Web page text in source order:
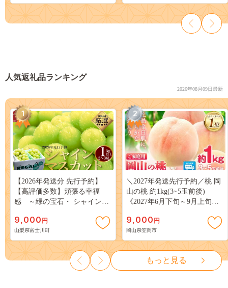
鮮 レークヒルファーム 送料無
料 洞爺湖
答 ギフト 熨斗 のし 名入れ不
可 送料無料 洞爺湖
人気返礼品ランキング
2026年08月09日最新
1
【2026年発送分 先行予約】
【高評価多数】頬張る幸福
感 ～緑の宝石・ シャインマ
３房） フルーツ 山梨県産 果
物 くだもの シャイン マスカ
ット ぶどう ブドウ 葡萄 大粒
種なし 先行予約 富士川町
10000円 一万円 9000円 九千円
9,000 円
山梨県富士川町
2
＼2027年発送先行予約／桃 岡
山の桃 約1kg(3~5玉前後)
《2027年6月下旬～9月上旬頃
岡山 はくとう スイーツ フル
ーツ 果物 デザート 旬 モモ も
も 先行予約 送料無料 果物 岡
山県 笠岡市 清水白桃 白鳳 白
麗 クール便---
kasaoka_zsy_419_100---
9,000 円
岡山県笠岡市
もっと見る